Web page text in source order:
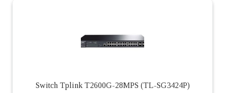
Switch Tplink T2600G-28MPS (TL-SG3424P)